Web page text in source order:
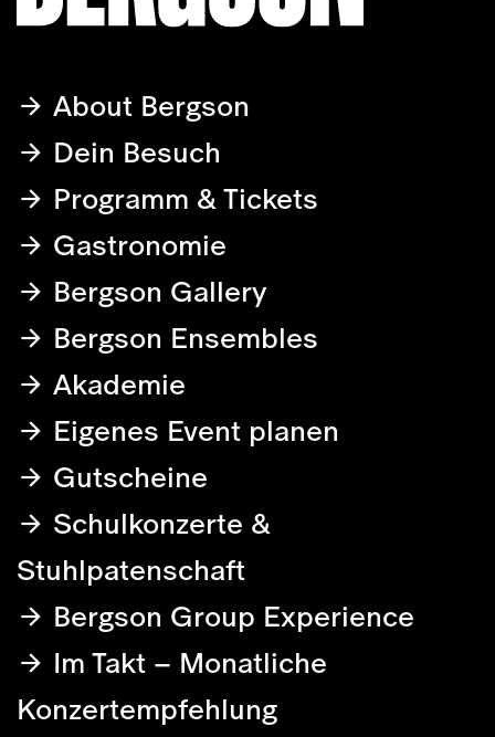
About Bergson
Dein Besuch
Programm & Tickets
Gastronomie
Bergson Gallery
Bergson Ensembles
Akademie
Eigenes Event planen
Gutscheine
Schulkonzerte &
Stuhlpatenschaft
Bergson Group Experience
Im Takt – Monatliche
Konzertempfehlung